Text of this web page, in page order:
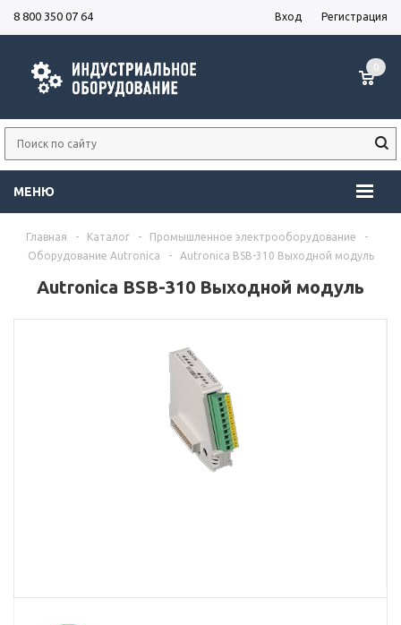
8 800 350 07 64 Вход Регистрация
МЕНЮ
0
Главная - Каталог - Промышленное электрооборудование
-
Оборудование Autronica
- Autronica BSB-310 Выходной модуль
Autronica BSB-310 Выходной модуль